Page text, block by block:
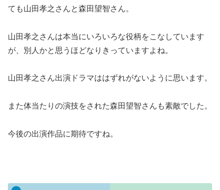
ても山田孝之さんと森田望智さん。
山田孝之さんは本当にいろいろな役柄をこなしています
が、別人かと思うほどなりきっていますよね。
山田孝之さん出演ドラマははずれがないように思います。
また体当たりの演技をされた森田望智さんも素敵でした。
今後の出演作品に期待ですね。